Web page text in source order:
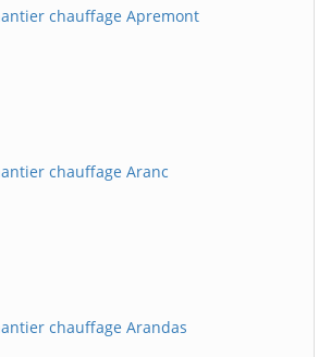
chauffage Apremont
chauffage Aranc
chauffage Arandas